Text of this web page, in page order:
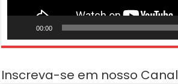
00:00
Inscreva-se em nosso Canal